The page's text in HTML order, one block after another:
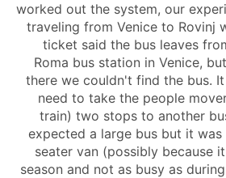
worked out the system, our
traveling from Venice to Rovinj
ticket said the bus leaves
Roma bus station in Venice,
there we couldn't find the bus.
need to take the people
train) two stops to another
expected a large bus but it
seater van (possibly because
season and not as busy as